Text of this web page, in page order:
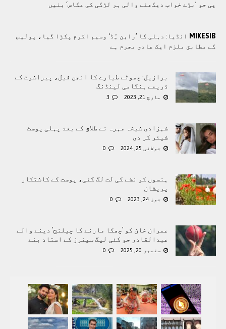
پی جو ’بڑے خواب دیکھنے والی ہر لڑکی کی عکاس‘ بنیں
MIKESIB انڈیا: دہلی کا ’رابن ہُڈ‘ وسیم اکرم پکڑا گیا، پولیس
کے مطابق ملزم ایک عادی مجرم ہے
برازیل: چھوٹے طیارے کا انجن فیل، پیراشوٹ کے
ذریعے ہنگامی لینڈنگ
مارچ 21, 2023 3
شہزادی شیخہ مہرہ نے طلاق کے بعد پہلی پوسٹ
شیئر کر دی
جولائی 25, 2024 0
ہنسوں کو نشے کی لت لگ گئی، پوست کے کاشتکار
پریشان
جون 24, 2023 0
عمران خان کو ’چھکا مارنے کا چیلنج‘ دینے والے
عبدالقادر جو کئی لیگ سپنرز کے استاد بنے
ستمبر 20, 2025 0